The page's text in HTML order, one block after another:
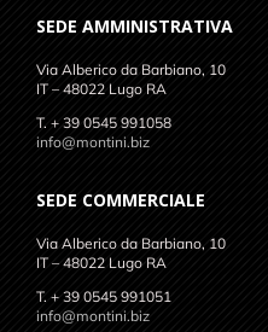
SEDE AMMINISTRATIVA
Via Alberico da Barbiano, 10
IT – 48022 Lugo RA
T. + 39 0545 991058
info@montini.biz
SEDE COMMERCIALE
Via Alberico da Barbiano, 10
IT – 48022 Lugo RA
T. + 39 0545 991051
info@montini.biz